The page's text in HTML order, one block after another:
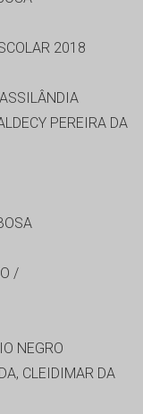
2018
PEREIRA DA
/
NEGRO
CLEIDIMAR DA